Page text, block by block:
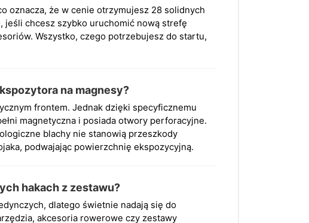
oznacza, że w cenie otrzymujesz 28 solidnych
jeśli chcesz szybko uruchomić nową strefę
Wszystko, czego potrzebujesz do startu,
na magnesy?
frontem. Jednak dzięki specyficznemu
magnetyczna i posiada otwory perforacyjne.
blachy nie stanowią przeszkody
podwajając powierzchnię ekspozycyjną.
hakach z zestawu?
dlatego świetnie nadają się do
akcesoria rowerowe czy zestawy